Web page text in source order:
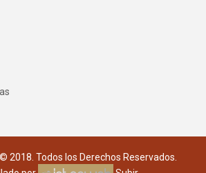
2018. Todos los Derechos Reservados.